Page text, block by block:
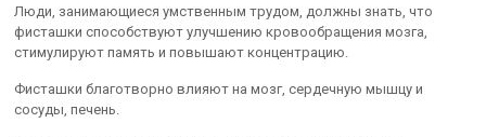
Люди, занимающиеся умственным трудом, должны знать, что
фисташки способствуют улучшению кровообращения мозга,
стимулируют память и повышают концентрацию.
Фисташки благотворно влияют на мозг, сердечную мышцу и
сосуды, печень.